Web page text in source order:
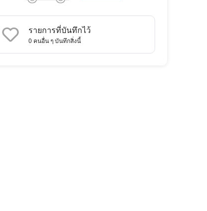
รายการที่บันทึกไว้
0 คนอื่น ๆ บันทึกสิ่งนี้